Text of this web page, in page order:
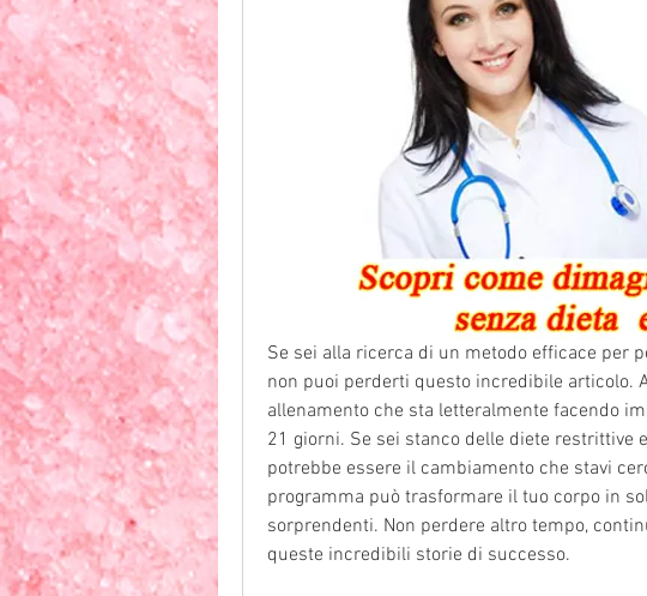
Se sei alla ricerca di un metodo efficace per
non puoi perderti questo incredibile articolo.
allenamento che sta letteralmente facendo
21 giorni. Se sei stanco delle diete restrittive
potrebbe essere il cambiamento che stavi
programma può trasformare il tuo corpo in
sorprendenti. Non perdere altro tempo,
queste incredibili storie di successo.